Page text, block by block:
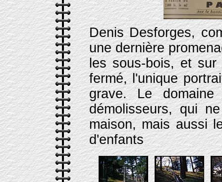
Denis Desforges,
une dernière
les sous-bois, et
fermé, l'unique
grave. Le
démolisseurs, qui
maison, mais aussi
d'enfants